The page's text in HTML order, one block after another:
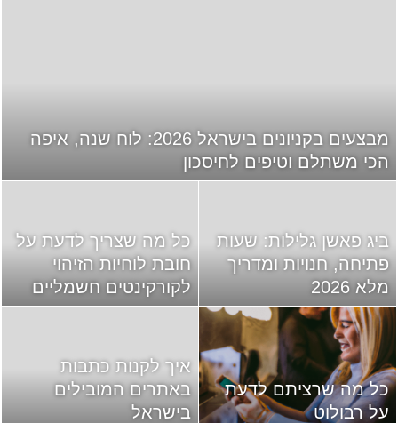
מבצעים בקניונים בישראל 2026: לוח שנה, איפה
הכי משתלם וטיפים לחיסכון
ביג פאשן גלילות: שעות
פתיחה, חנויות ומדריך
מלא 2026
כל מה שצריך לדעת על
חובת לוחיות הזיהוי
לקורקינטים חשמליים
כל מה שרציתם לדעת
על רבולוט
איך לקנות כתבות
באתרים המובילים
בישראל